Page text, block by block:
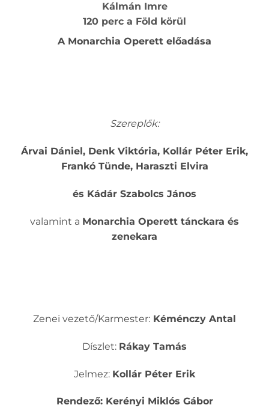
Kálmán Imre
120 perc a Föld körül
A Monarchia Operett előadása
Szereplők:
Árvai Dániel, Denk Viktória, Kollár Péter Erik,
Frankó Tünde, Haraszti Elvira
és Kádár Szabolcs János
valamint a Monarchia Operett tánckara és
zenekara
Zenei vezető/Karmester: Kéménczy Antal
Díszlet: Rákay Tamás
Jelmez: Kollár Péter Erik
Rendező: Kerényi Miklós Gábor